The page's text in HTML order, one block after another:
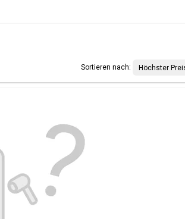
Sortieren nach:
Höchster